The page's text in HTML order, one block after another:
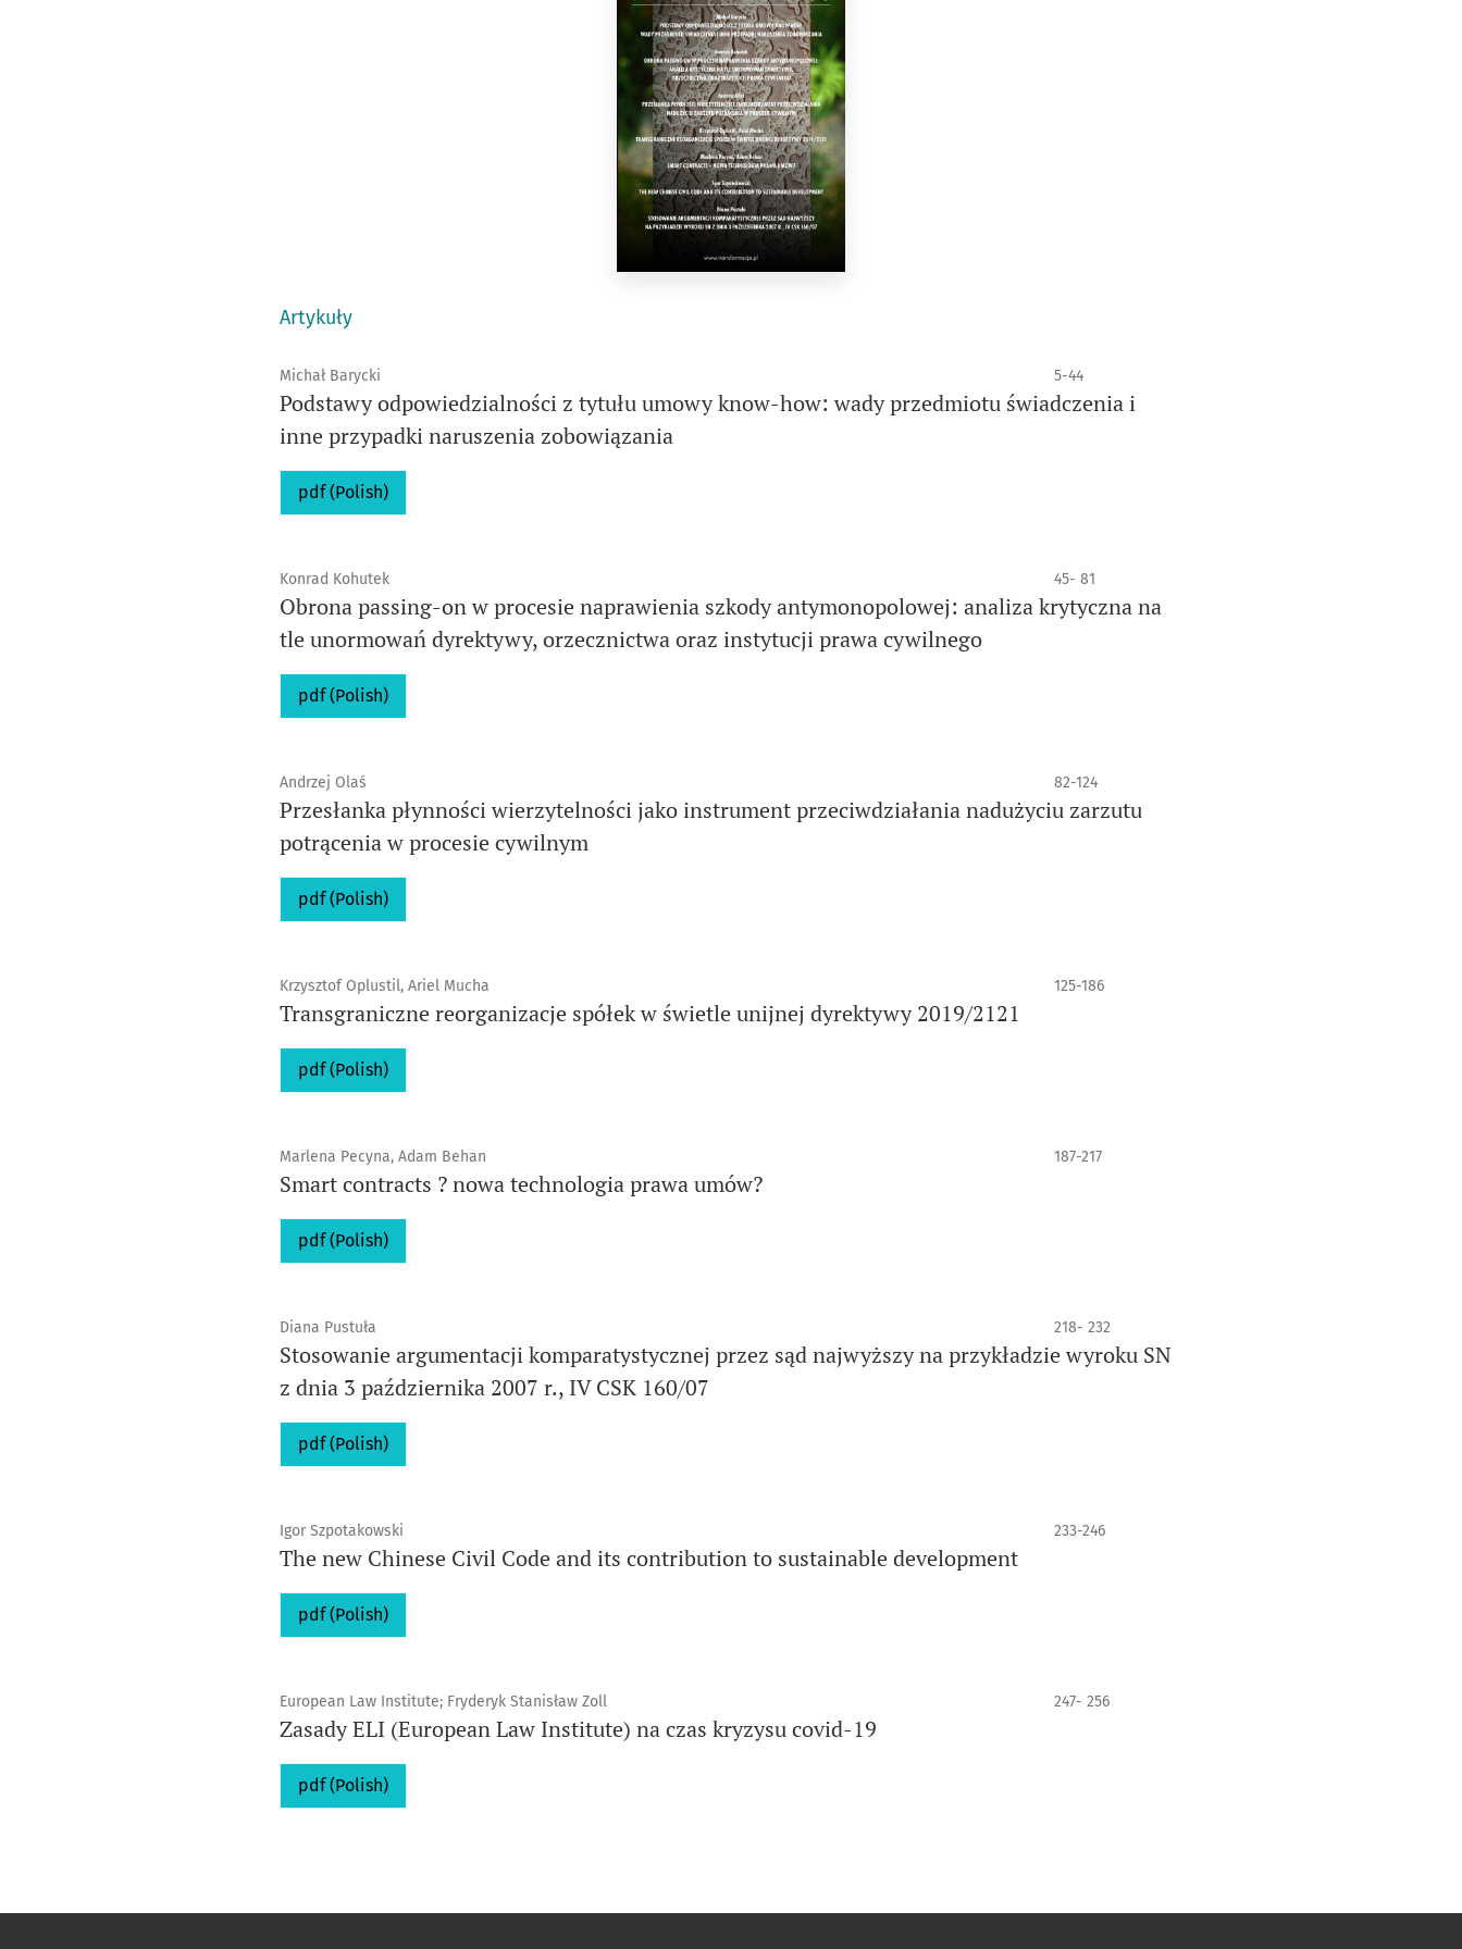
Artykuły
Michał Barycki 5-44
Podstawy odpowiedzialności z tytułu umowy know-how: wady przedmiotu świadczenia i
inne przypadki naruszenia zobowiązania
pdf (Polish)
Konrad Kohutek 45- 81
Obrona passing-on w procesie naprawienia szkody antymonopolowej: analiza krytyczna na
tle unormowań dyrektywy, orzecznictwa oraz instytucji prawa cywilnego
pdf (Polish)
Andrzej Olaś 82-124
Przesłanka płynności wierzytelności jako instrument przeciwdziałania nadużyciu zarzutu
potrącenia w procesie cywilnym
pdf (Polish)
Krzysztof Oplustil, Ariel Mucha 125-186
Transgraniczne reorganizacje spółek w świetle unijnej dyrektywy 2019/2121
pdf (Polish)
Marlena Pecyna, Adam Behan 187-217
Smart contracts ? nowa technologia prawa umów?
pdf (Polish)
Diana Pustuła 218- 232
Stosowanie argumentacji komparatystycznej przez sąd najwyższy na przykładzie wyroku SN
z dnia 3 października 2007 r., IV CSK 160/07
pdf (Polish)
Igor Szpotakowski 233-246
The new Chinese Civil Code and its contribution to sustainable development
pdf (Polish)
European Law Institute; Fryderyk Stanisław Zoll 247- 256
Zasady ELI (European Law Institute) na czas kryzysu covid-19
pdf (Polish)